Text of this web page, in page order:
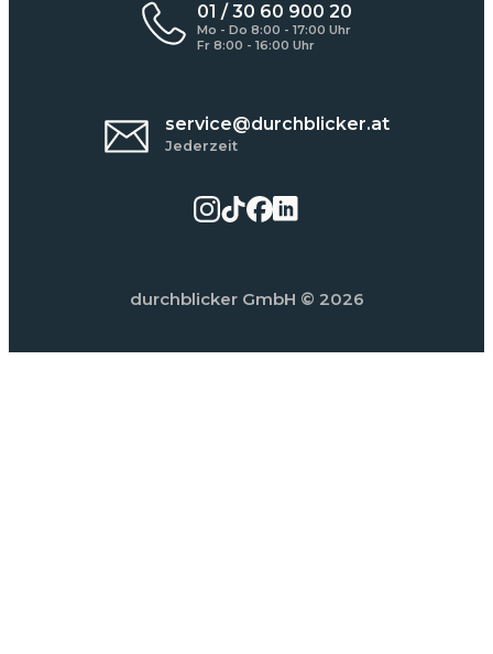
01 / 30 60 900 20
Mo - Do 8:00 - 17:00 Uhr
Fr 8:00 - 16:00 Uhr
service@durchblicker.at
Jederzeit
durchblicker GmbH © 2026